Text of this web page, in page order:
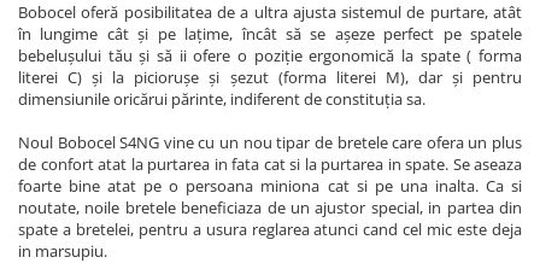
Bobocel oferă posibilitatea de a ultra ajusta sistemul de purtare, atât
în lungime cât și pe lațime, încât să se așeze perfect pe spatele
bebelușului tău și să ii ofere o poziție ergonomică la spate ( forma
literei C) și la piciorușe și șezut (forma literei M), dar și pentru
dimensiunile oricărui părinte, indiferent de constituția sa.
Noul Bobocel S4NG vine cu un nou tipar de bretele care ofera un plus
de confort atat la purtarea in fata cat si la purtarea in spate. Se aseaza
foarte bine atat pe o persoana miniona cat si pe una inalta. Ca si
noutate, noile bretele beneficiaza de un ajustor special, in partea din
spate a bretelei, pentru a usura reglarea atunci cand cel mic este deja
in marsupiu.